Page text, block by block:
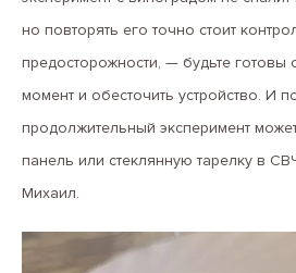
но повторять его точно стоит
предосторожности, — будьте готовы
момент и обесточить устройство. И
продолжительный эксперимент
панель или стеклянную тарелку в
Михаил.